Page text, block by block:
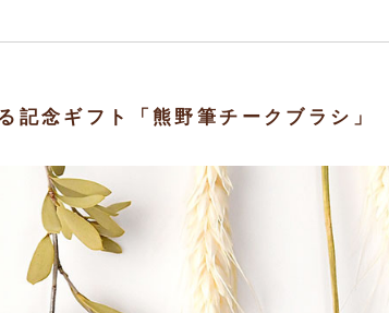
記念ギフト「熊野筆チークブラシ」